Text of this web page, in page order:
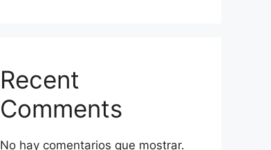
Recent
Comments
No hay comentarios que mostrar.